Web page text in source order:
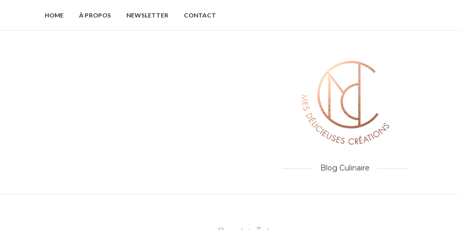
HOME À PROPOS NEWSLETTER CONTACT
Blog Culinaire